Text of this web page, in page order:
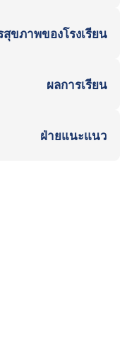
ขภาพของโรงเรียน
ผลการเรียน
ฝ่ายแนะแนว